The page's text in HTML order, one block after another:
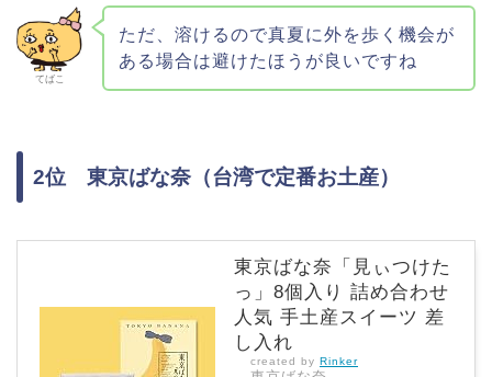
てばこ
ただ、溶けるので真夏に外を歩く機会が
ある場合は避けたほうが良いですね
2位 東京ばな奈（台湾で定番お土産）
東京ばな奈「見ぃつけた
っ」8個入り 詰め合わせ
人気 手土産スイーツ 差
し入れ
created by Rinker